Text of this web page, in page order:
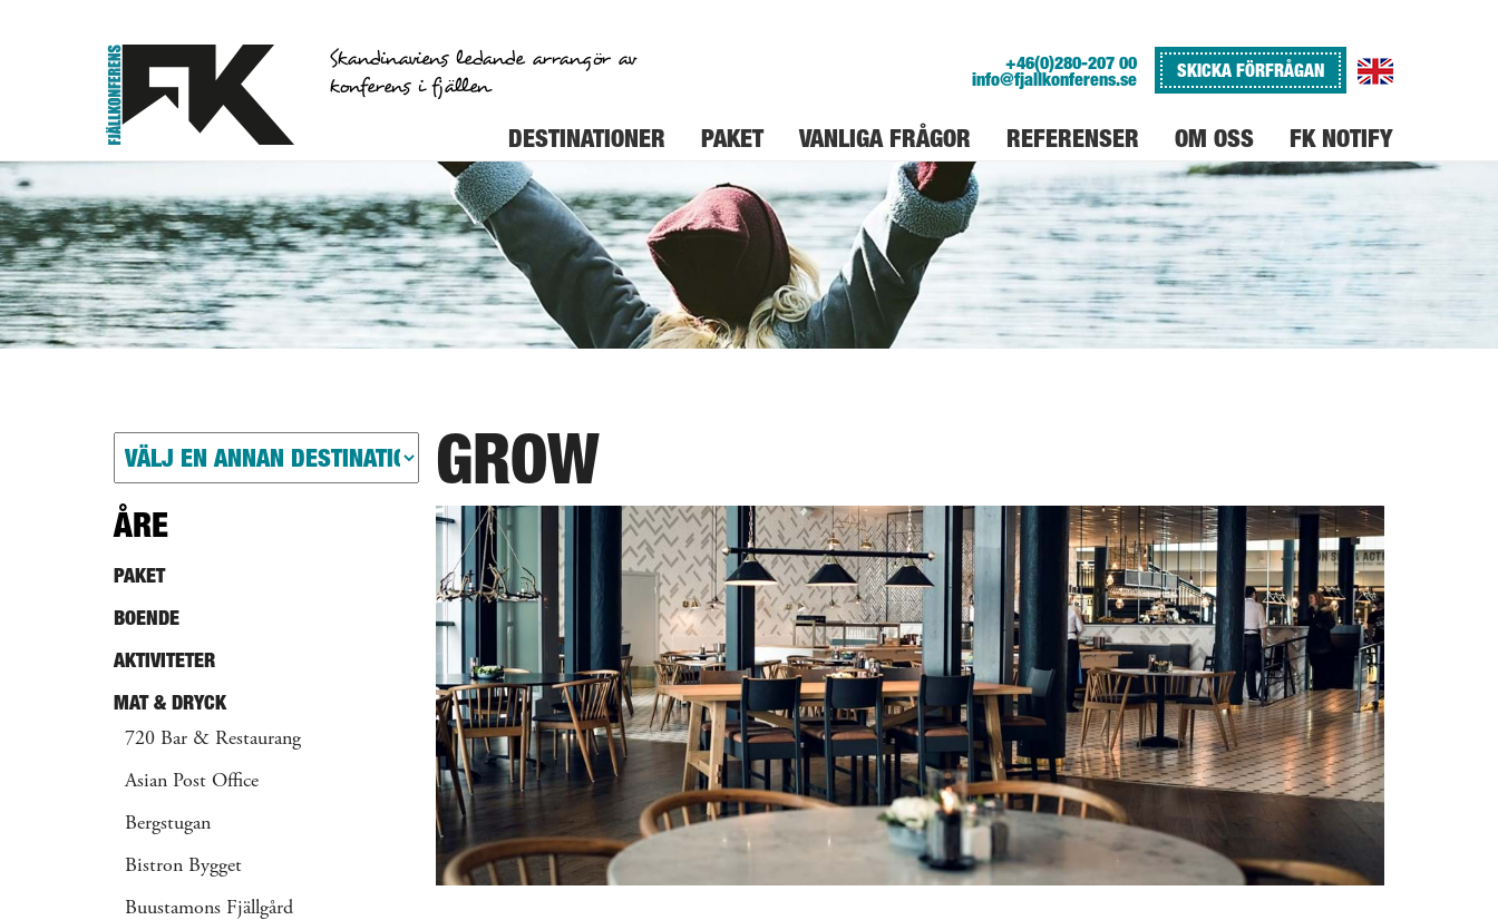
Skandinaviens ledande arrangör av
konferens i fjällen
+46(0)280-207 00
info@fjallkonferens.se SKICKA FÖRFRÅGAN
DESTINATIONER PAKET VANLIGA FRÅGOR REFERENSER OM OSS FK NOTIFY
GROW
ÅRE
PAKET
BOENDE
AKTIVITETER
MAT & DRYCK
720 Bar & Restaurang
Asian Post Office
Bergstugan
Bistron Bygget
Buustamons Fjällgård